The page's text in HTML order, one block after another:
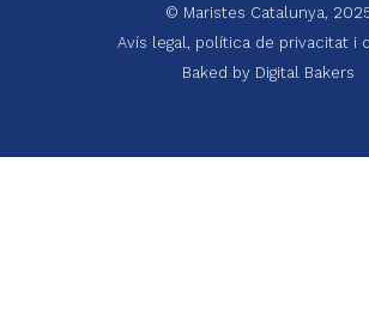
© Maristes Catalunya,
Avís legal, política de privacitat i
Baked by Digital Bakers